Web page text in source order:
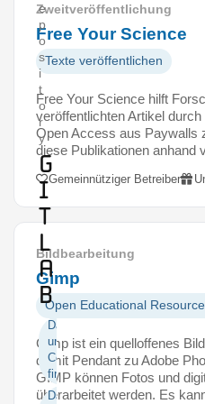
e
p
o
s
i
t
o
r
y
G
i
t
L
a
b
Daten
und
Code
finden
Daten und
Zweitveröffentlichung
Free Your Science
Texte veröffentlichen
Free Your Science hilft
veröffentlichten Artikel
Open Access aus Paywalls
diese Publikationen
Gemeinnütziger Betreiber
Bildbearbeitung
Gimp
Open Educational
Gimp ist ein quelloffenes
damit Pendant zu Adobe
GIMP können Fotos und
überarbeitet werden. Es